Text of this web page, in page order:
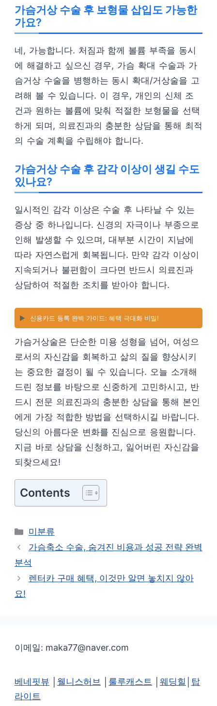
가슴거상 수술 후 보형물 삽입도 가능한
가요?
네, 가능합니다. 처짐과 함께 볼륨 부족을 동시
에 해결하고 싶으신 경우, 가슴 확대 수술과 가
슴거상 수술을 병행하는 동시 확대/거상술을 고
려해 볼 수 있습니다. 이 경우, 개인의 신체 조
건과 원하는 볼륨에 맞춰 적절한 보형물을 선택
하게 되며, 의료진과의 충분한 상담을 통해 최적
의 수술 계획을 수립해야 합니다.
가슴거상 수술 후 감각 이상이 생길 수도
있나요?
일시적인 감각 이상은 수술 후 나타날 수 있는
증상 중 하나입니다. 신경의 자극이나 부종으로
인해 발생할 수 있으며, 대부분 시간이 지남에
따라 자연스럽게 회복됩니다. 만약 감각 이상이
지속되거나 불편함이 크다면 반드시 의료진과
상담하여 적절한 조치를 받아야 합니다.
▶️ 신용카드 등록 완벽 가이드: 혜택 극대화 비밀!
가슴거상술은 단순한 미용 성형을 넘어, 여성으
로서의 자신감을 회복하고 삶의 질을 향상시키
는 중요한 결정이 될 수 있습니다. 오늘 소개해
드린 정보를 바탕으로 신중하게 고민하시고, 반
드시 전문 의료진과의 충분한 상담을 통해 본인
에게 가장 적합한 방법을 선택하시길 바랍니다.
당신의 아름다운 변화를 진심으로 응원합니다.
지금 바로 상담을 신청하고, 잃어버린 자신감을
되찾으세요!
Contents
카
테
고
리
미분류
가슴축소 수술, 숨겨진 비용과 성공 전략 완벽
분석
렌터카 구매 혜택, 이것만 알면 놓치지 않아
요!
이메일: maka77@naver.com
베네핏뷰 웰니스허브 룰루캐스트 웨딩힐
탑
라이트